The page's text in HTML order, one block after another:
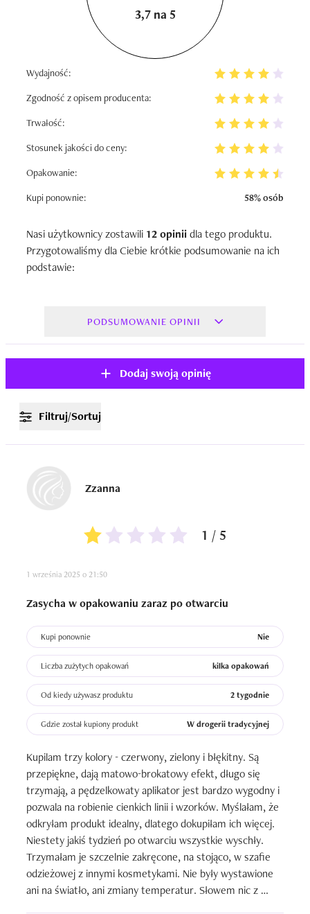
3,7 na 5
Wydajność:
Zgodność z opisem producenta:
Trwałość:
Stosunek jakości do ceny:
Opakowanie:
Kupi ponownie:
58% osób
Nasi użytkownicy zostawili 12 opiniidla tego produktu.
Przygotowaliśmy dla Ciebie krótkie podsumowanie na ich
podstawie:
PODSUMOWANIE OPINII
Dodaj swoją opinię
Filtruj/Sortuj
Zzanna
1 / 5
1 września 2025 o 21:50
Zasycha w opakowaniu zaraz po otwarciu
Kupi ponownie Nie
Liczba zużytych opakowań kilka opakowań
Od kiedy używasz produktu 2 tygodnie
Gdzie został kupiony produkt W drogerii tradycyjnej
Kupilam trzy kolory - czerwony, zielony i błękitny. Są
przepiękne, dają matowo-brokatowy efekt, długo się
trzymają, a pędzelkowaty aplikator jest bardzo wygodny i
pozwala na robienie cienkich linii i wzorków. Myślałam, że
odkryłam produkt idealny, dlatego dokupiłam ich więcej.
Niestety jakiś tydzień po otwarciu wszystkie wyschły.
Trzymałam je szczelnie zakręcone, na stojąco, w szafie
odzieżowej z innymi kosmetykami. Nie były wystawione
ani na światło, ani zmiany temperatur. Słowem nic z